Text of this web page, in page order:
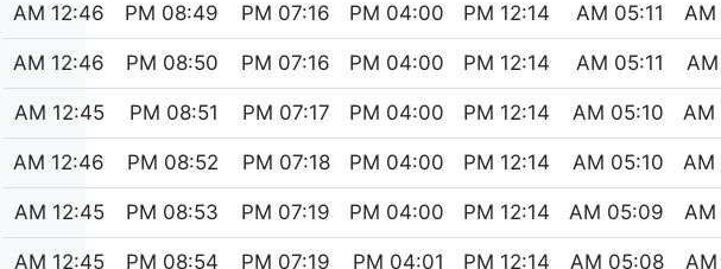
05:11 AM
12:14 PM
04:00 PM
07:16 PM
08:49 PM
12:46 AM
05:11 AM
12:14 PM
04:00 PM
07:16 PM
08:50 PM
12:46 AM
05:10 AM
12:14 PM
04:00 PM
07:17 PM
08:51 PM
12:45 AM
05:10 AM
12:14 PM
04:00 PM
07:18 PM
08:52 PM
12:46 AM
05:09 AM
12:14 PM
04:00 PM
07:19 PM
08:53 PM
12:45 AM
05:08 AM
12:14 PM
04:01 PM
07:19 PM
08:54 PM
12:45 AM